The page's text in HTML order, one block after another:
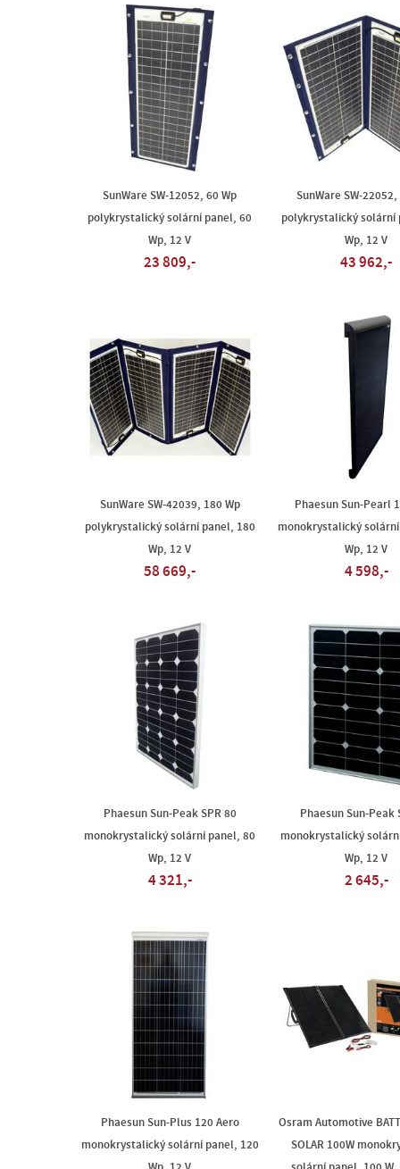
SunWare SW-12052, 60 Wp
polykrystalický solární panel, 60
Wp, 12 V
23 809,-
SunWare SW-22052,
polykrystalický solární
Wp, 12 V
43 962,-
SunWare SW-42039, 180 Wp
polykrystalický solární panel, 180
Wp, 12 V
58 669,-
Phaesun Sun-Pearl
monokrystalický
Wp, 12 V
4 598,-
Phaesun Sun-Peak SPR 80
monokrystalický solární panel, 80
Wp, 12 V
4 321,-
Phaesun Sun-Peak
monokrystalický
Wp, 12 V
2 645,-
Phaesun Sun-Plus 120 Aero
monokrystalický solární panel, 120
Osram Automotive
SOLAR 100W